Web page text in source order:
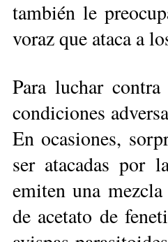
tam­bién le
voraz que ataca a
Para luchar
condiciones
En ocasiones,
ser atacadas por
emiten una
de acetato de